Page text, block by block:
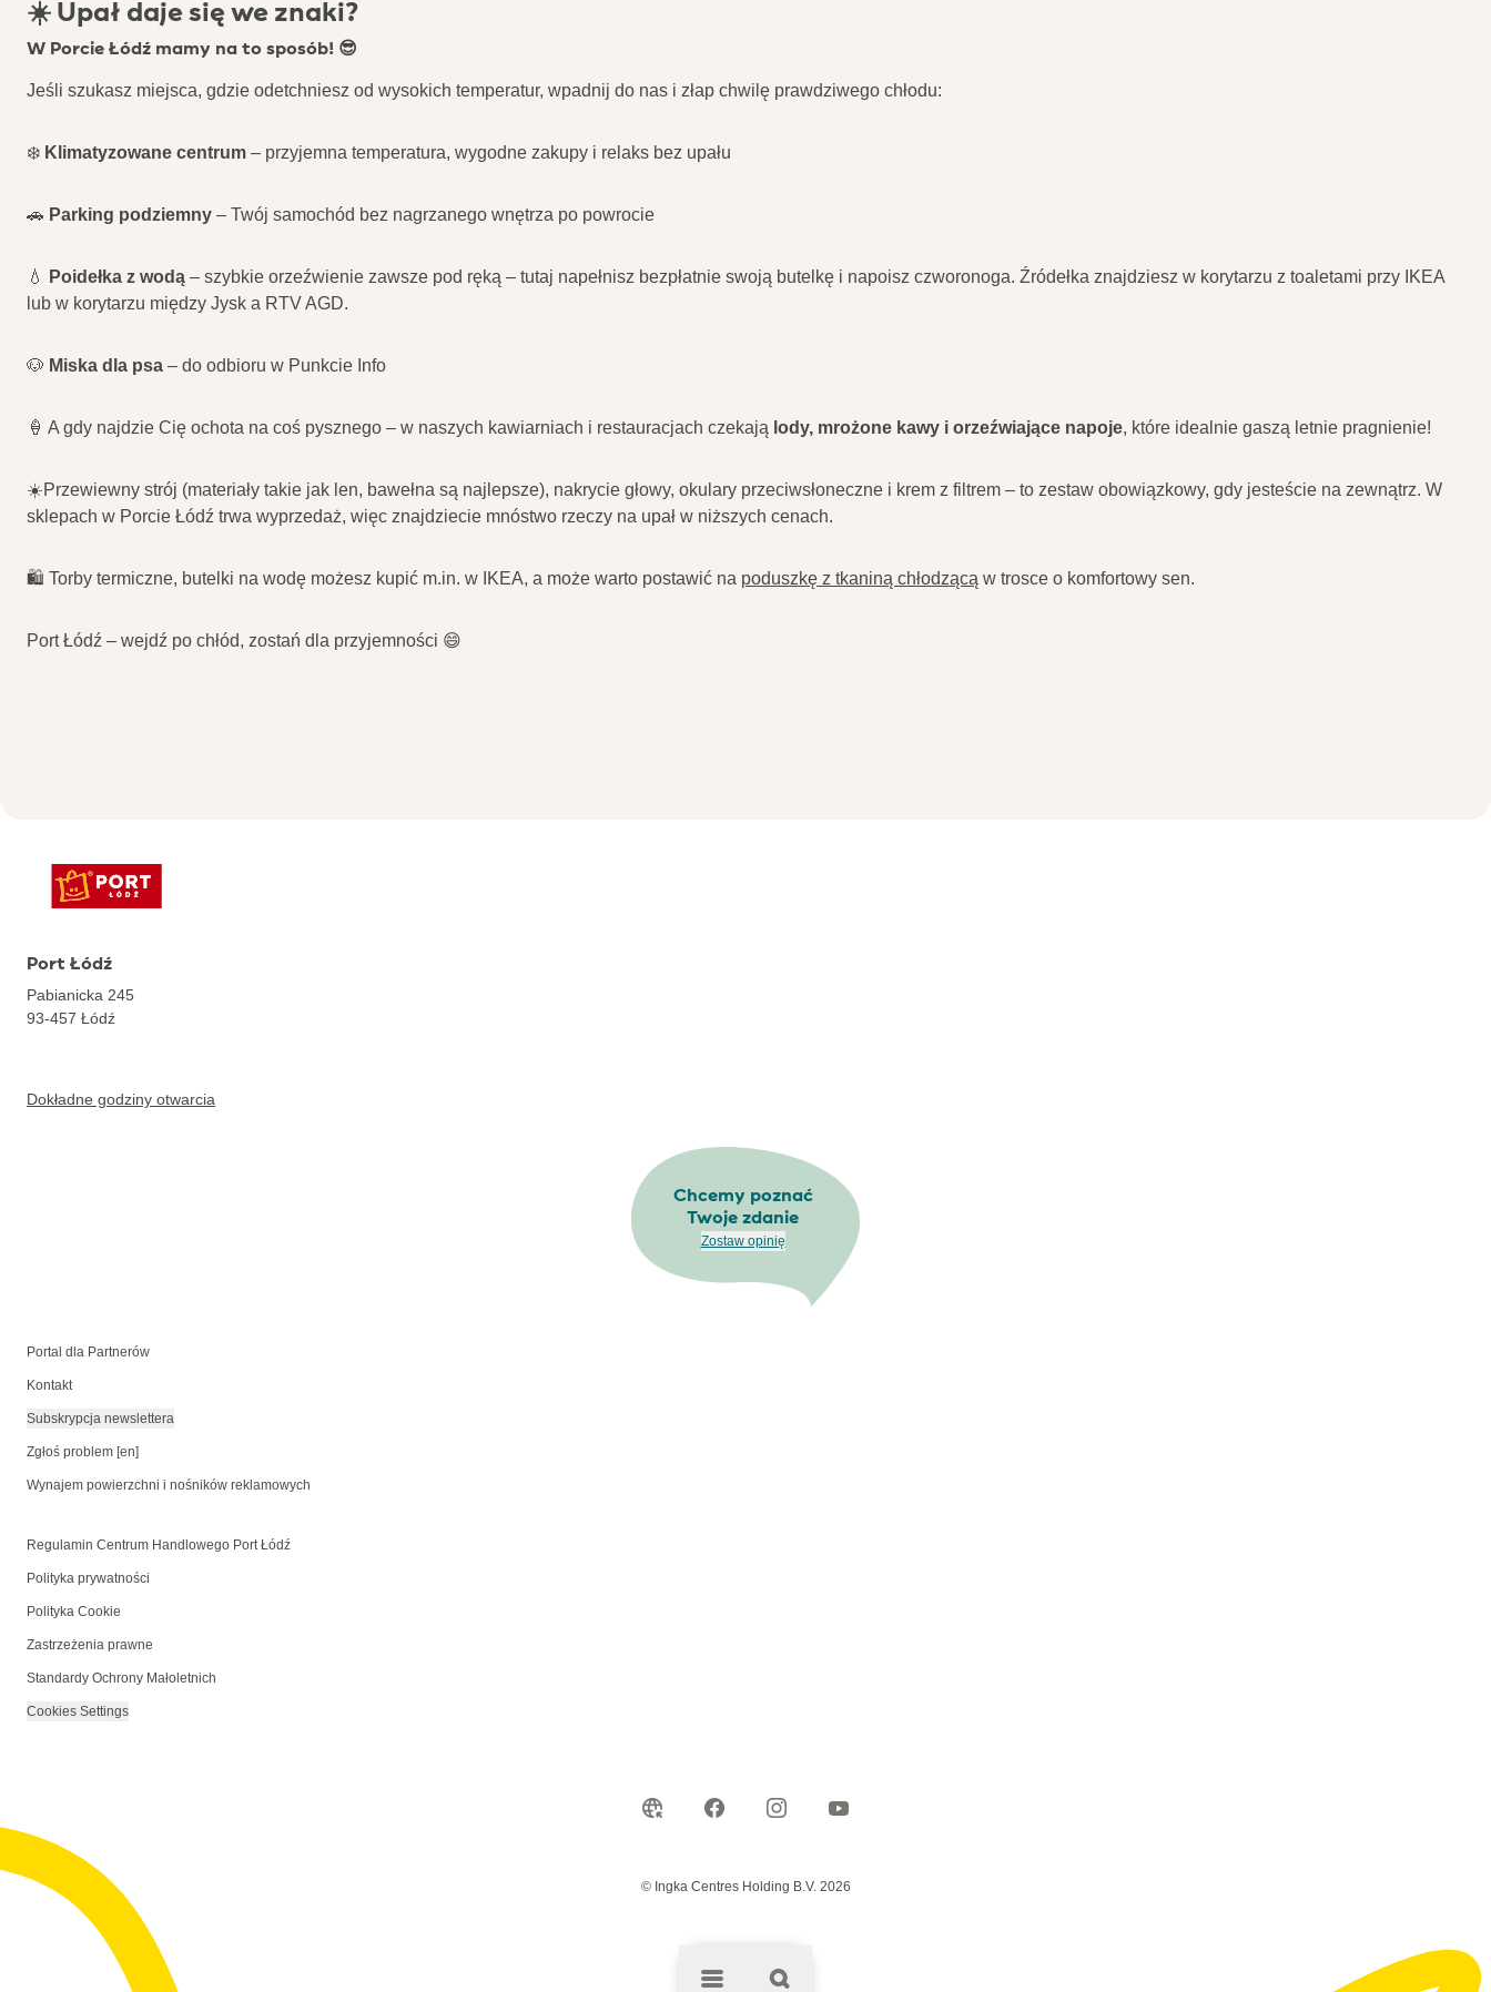
☀️ Upał daje się we znaki?
W Porcie Łódź mamy na to sposób! 😎
Jeśli szukasz miejsca, gdzie odetchniesz od wysokich temperatur, wpadnij do nas i złap chwilę prawdziwego chłodu:
❄️ Klimatyzowane centrum – przyjemna temperatura, wygodne zakupy i relaks bez upału
🚗 Parking podziemny – Twój samochód bez nagrzanego wnętrza po powrocie
💧 Poidełka z wodą – szybkie orzeźwienie zawsze pod ręką – tutaj napełnisz bezpłatnie swoją butelkę i napoisz czworonoga. Źródełka znajdziesz w korytarzu z toaletami przy IKEA
lub w korytarzu między Jysk a RTV AGD.
🐶 Miska dla psa – do odbioru w Punkcie Info
🍦 A gdy najdzie Cię ochota na coś pysznego – w naszych kawiarniach i restauracjach czekają lody, mrożone kawy i orzeźwiające napoje, które idealnie gaszą letnie pragnienie!
☀️Przewiewny strój (materiały takie jak len, bawełna są najlepsze), nakrycie głowy, okulary przeciwsłoneczne i krem z filtrem – to zestaw obowiązkowy, gdy jesteście na zewnątrz. W
sklepach w Porcie Łódź trwa wyprzedaż, więc znajdziecie mnóstwo rzeczy na upał w niższych cenach.
🛍️ Torby termiczne, butelki na wodę możesz kupić m.in. w IKEA, a może warto postawić na poduszkę z tkaniną chłodzącą w trosce o komfortowy sen.
Port Łódź – wejdź po chłód, zostań dla przyjemności 😄
Port Łódź
Pabianicka 245
93-457 Łódź
Dokładne godziny otwarcia
Chcemy poznać
Twoje zdanie
Zostaw opinię
Portal dla Partnerów
Kontakt
Subskrypcja newslettera
Zgłoś problem [en]
Wynajem powierzchni i nośników reklamowych
Regulamin Centrum Handlowego Port Łódź
Polityka prywatności
Polityka Cookie
Zastrzeżenia prawne
Standardy Ochrony Małoletnich
Cookies Settings
© Ingka Centres Holding B.V. 2026